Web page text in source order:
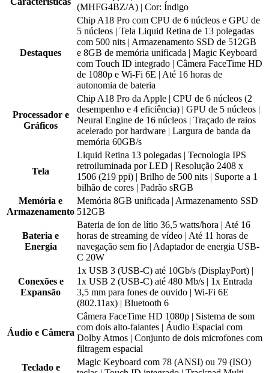
(MHFG4BZ/A) | Cor: Índigo
Destaques
Chip A18 Pro com CPU de 6 núcleos e GPU de
5 núcleos | Tela Liquid Retina de 13 polegadas
com 500 nits | Armazenamento SSD de 512GB
e 8GB de memória unificada | Magic Keyboard
com Touch ID integrado | Câmera FaceTime HD
de 1080p e Wi-Fi 6E | Até 16 horas de
autonomia de bateria
Processador e
Gráficos
Chip A18 Pro da Apple | CPU de 6 núcleos (2
desempenho e 4 eficiência) | GPU de 5 núcleos |
Neural Engine de 16 núcleos | Traçado de raios
acelerado por hardware | Largura de banda da
memória 60GB/s
Tela
Liquid Retina 13 polegadas | Tecnologia IPS
retroiluminada por LED | Resolução 2408 x
1506 (219 ppi) | Brilho de 500 nits | Suporte a 1
bilhão de cores | Padrão sRGB
Memória e
Armazenamento
Memória 8GB unificada | Armazenamento SSD
512GB
Bateria e
Energia
Bateria de íon de lítio 36,5 watts/hora | Até 16
horas de streaming de vídeo | Até 11 horas de
navegação sem fio | Adaptador de energia USB-
C 20W
Conexões e
Expansão
1x USB 3 (USB-C) até 10Gb/s (DisplayPort) |
1x USB 2 (USB-C) até 480 Mb/s | 1x Entrada
3,5 mm para fones de ouvido | Wi-Fi 6E
(802.11ax) | Bluetooth 6
Áudio e Câmera
Câmera FaceTime HD 1080p | Sistema de som
com dois alto-falantes | Áudio Espacial com
Dolby Atmos | Conjunto de dois microfones com
filtragem espacial
Teclado e
Magic Keyboard com 78 (ANSI) ou 79 (ISO)